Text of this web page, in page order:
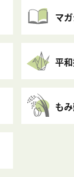
マ
平
も